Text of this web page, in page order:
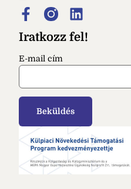
Iratkozz fel!
E-mail cím